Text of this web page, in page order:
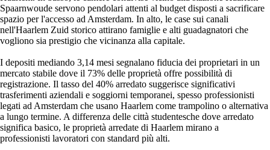
Spaarnwoude servono pendolari attenti al budget disposti a sacrificare
spazio per l'accesso ad Amsterdam. In alto, le case sui canali
nell'Haarlem Zuid storico attirano famiglie e alti guadagnatori che
vogliono sia prestigio che vicinanza alla capitale.
I depositi mediando 3,14 mesi segnalano fiducia dei proprietari in un
mercato stabile dove il 73% delle proprietà offre possibilità di
registrazione. Il tasso del 40% arredato suggerisce significativi
trasferimenti aziendali e soggiorni temporanei, spesso professionisti
legati ad Amsterdam che usano Haarlem come trampolino o alternativa
a lungo termine. A differenza delle città studentesche dove arredato
significa basico, le proprietà arredate di Haarlem mirano a
professionisti lavoratori con standard più alti.